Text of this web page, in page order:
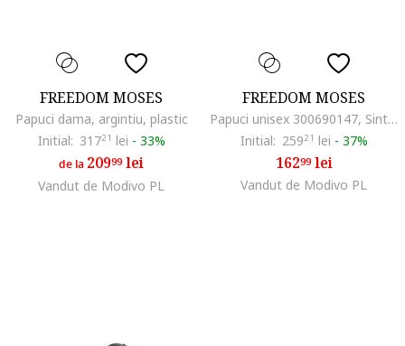
FREEDOM MOSES
Papuci dama, argintiu, plastic
Initial: 31721 lei - 33%
de la 20999lei
Vandut de Modivo PL
FREEDOM MOSES
Papuci unisex 300690147, Sintetic, Albastru, Albastru
Initial: 25921 lei - 37%
16299lei
Vandut de Modivo PL